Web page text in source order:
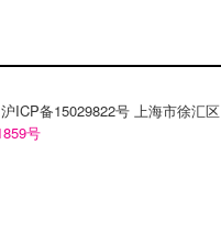
ICP备15029822号 上海市徐汇区
号